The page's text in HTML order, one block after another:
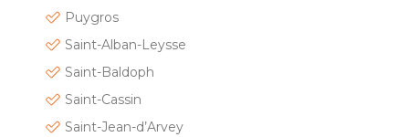
Puygros
Saint-Alban-Leysse
Saint-Baldoph
Saint-Cassin
Saint-Jean-d’Arvey